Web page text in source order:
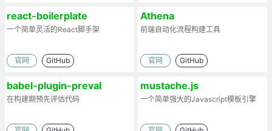
react-boilerplate
一个简单灵活的React脚手架
官网 GitHub
Athena
前端自动化流程构建工具
官网 GitHub
babel-plugin-preval
在构建期预先评估代码
mustache.js
一个简单强大的Javascript模板引擎